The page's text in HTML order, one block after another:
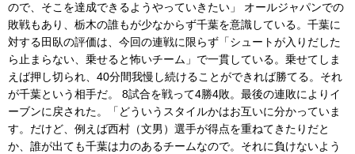
ので、そこを達成できるようやっていきたい」 オールジャパンでの
敗戦もあり、栃木の誰もが少なからず千葉を意識している。千葉に
対する田臥の評価は、今回の連戦に限らず「シュートが入りだした
ら止まらない、乗せると怖いチーム」で一貫している。乗せてしま
えば押し切られ、40分間我慢し続けることができれば勝てる。それ
が千葉という相手だ。 8試合を戦って4勝4敗。最後の連敗によりイ
ーブンに戻された。「どういうスタイルかはお互いに分かっていま
す。だけど、例えば西村（文男）選手が得点を重ねてきたりだと
か、誰が出ても千葉は力のあるチームなので。それに負けないよう